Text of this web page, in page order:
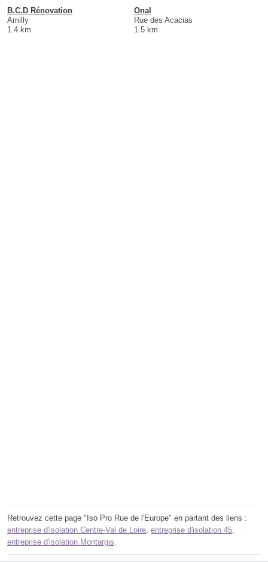
B.C.D Rénovation
Amilly
1.4 km
Onal
Rue des Acacias
1.5 km
Retrouvez cette page "Iso Pro Rue de l'Europe" en partant des liens :
entreprise d'isolation Centre-Val de Loire entreprise d'isolation 45
entreprise d'isolation Montargis